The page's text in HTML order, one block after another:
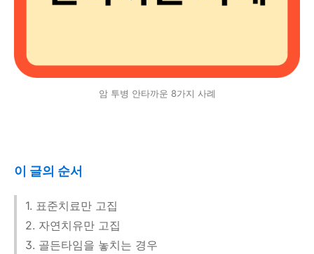
암 투병 안타까운 8가지 사례
이 글의 순서
1. 표준치료만 고집
2. 자연치유만 고집
3. 골든타임을 놓치는 경우